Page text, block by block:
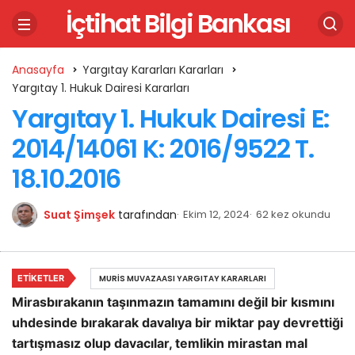
İçtihat Bilgi Bankası
Anasayfa
Yargıtay Kararları Kararları
Yargıtay 1. Hukuk Dairesi Kararları
Yargıtay 1. Hukuk Dairesi E:
2014/14061 K: 2016/9522 T.
18.10.2016
Suat Şimşek tarafından Ekim 12, 2024 62 kez okundu
Mirasbırakanın taşınmazın tamamını değil bir kısmını
uhdesinde bırakarak davalıya bir miktar pay devrettiği
tartışmasız olup davacılar, temlikin mirastan mal
ETIKETLER MURIS MUVAZAASI YARGITAY KARARLARI